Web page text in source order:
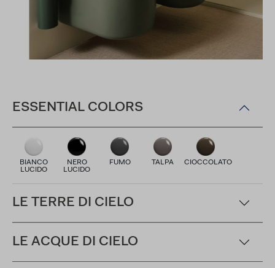
ESSENTIAL COLORS
BIANCO
LUCIDO
NERO
LUCIDO
FUMO TALPA CIOCCOLATO
LE TERRE DI CIELO
LE ACQUE DI CIELO